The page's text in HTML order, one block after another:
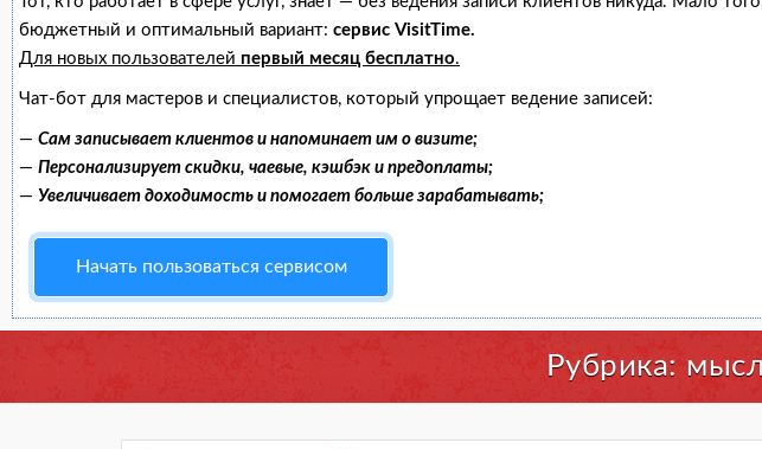
бюджетный и оптимальный вариант: сервис VisitTime.
Для новых пользователей первый месяц бесплатно.
Чат-бот для мастеров и специалистов, который упрощает ведение записей:
— Сам записывает клиентов и напоминает им о визите;
— Персонализирует скидки, чаевые, кэшбэк и предоплаты;
— Увеличивает доходимость и помогает больше зарабатывать;
Начать пользоваться сервисом
Рубрика: